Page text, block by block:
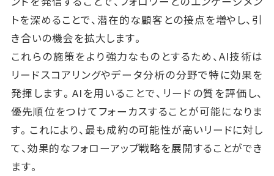
トを深めることで、潜在的な顧客との接点を増やし、引
き合いの機会を拡大します。
これらの施策をより強力なものとするため、AI技術は
リードスコアリングやデータ分析の分野で特に効果を
発揮します。AIを用いることで、リードの質を評価し、
優先順位をつけてフォーカスすることが可能になりま
す。これにより、最も成約の可能性が高いリードに対し
て、効果的なフォローアップ戦略を展開することができ
ます。